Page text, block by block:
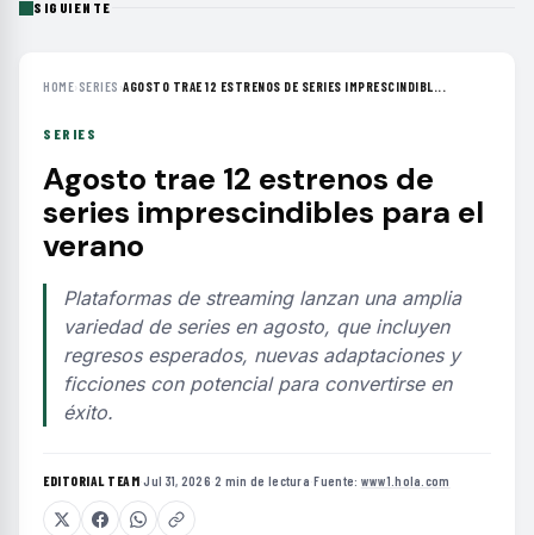
SIGUIENTE
HOME› SERIES ›AGOSTO TRAE 12 ESTRENOS DE SERIES IMPRESCINDIBL...
SERIES
Agosto trae 12 estrenos de
series imprescindibles para el
verano
Plataformas de streaming lanzan una amplia
variedad de series en agosto, que incluyen
regresos esperados, nuevas adaptaciones y
ficciones con potencial para convertirse en
éxito.
EDITORIAL TEAM·Jul 31, 2026·2 min de lectura·Fuente: www1.hola.com